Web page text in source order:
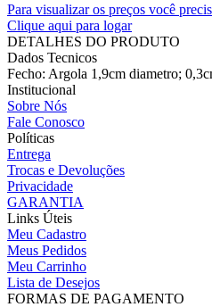
Para visualizar os preços você
Clique aqui para logar
DETALHES DO PRODUTO
Dados Tecnicos
Fecho: Argola 1,9cm diametro;
Institucional
Sobre Nós
Fale Conosco
Políticas
Entrega
Trocas e Devoluções
Privacidade
GARANTIA
Links Úteis
Meu Cadastro
Meus Pedidos
Meu Carrinho
Lista de Desejos
FORMAS DE PAGAMENTO